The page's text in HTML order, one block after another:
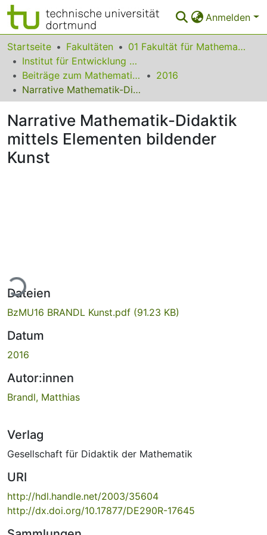
Anmelden
Bereiche & Sammlungen
Das gesamte Repositorium
Statistiken
FAQ
Leitlinien
Zurück zur Startseite
Startseite Fakultäten
01 Fakultät für Mathematik
Institut für Entwicklung und Erforschung des Mathematikunterrichts
Beiträge zum Mathematikunterricht
2016
Narrative Mathematik-Didaktik mittels Elementen bildender Kunst
Narrative Mathematik-Didaktik
mittels Elementen bildender
Kunst
Dateien
BzMU16 BRANDL Kunst.pdf (91.23 KB)
Datum
2016
Autor:innen
Brandl, Matthias
Verlag
Gesellschaft für Didaktik der Mathematik
URI
http://hdl.handle.net/2003/35604
http://dx.doi.org/10.17877/DE290R-17645